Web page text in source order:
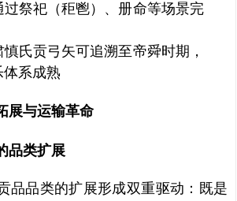
过祭祀（秬鬯）、册命等场景完
慎氏贡弓矢可追溯至帝舜时期，
系成熟
展与运输革命
品类扩展
品品类的扩展形成双重驱动：既是